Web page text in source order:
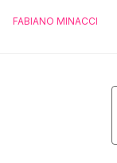
FABIANO MINACCI